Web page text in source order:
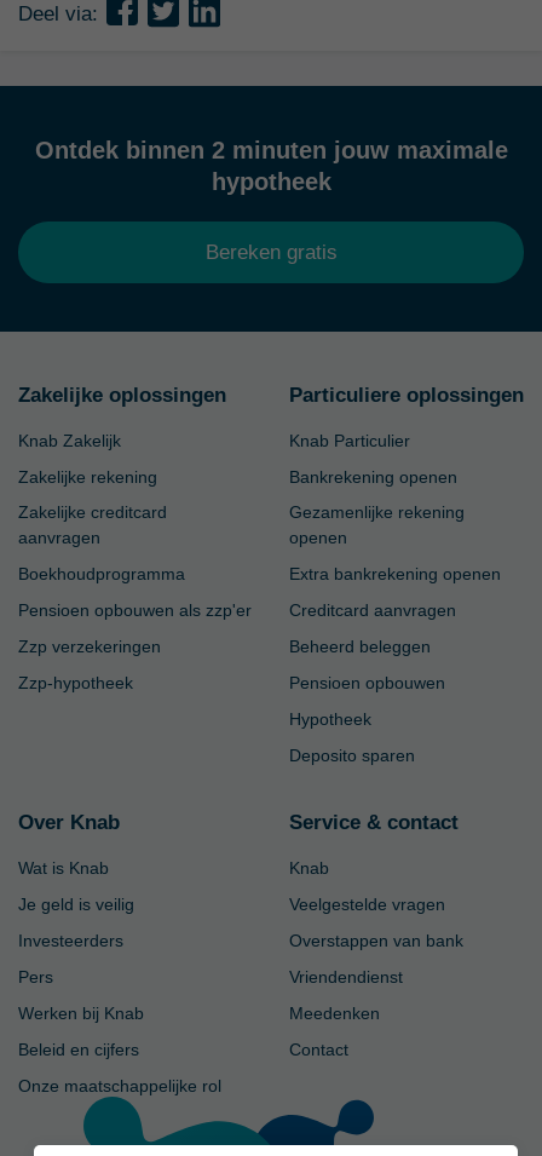
Deel via:
Ontdek binnen 2 minuten jouw maximale
hypotheek
Bereken gratis
Zakelijke oplossingen
Knab Zakelijk
Zakelijke rekening
Zakelijke creditcard
aanvragen
Boekhoudprogramma
Pensioen opbouwen als zzp'er
Zzp verzekeringen
Zzp-hypotheek
Particuliere oplossingen
Knab Particulier
Bankrekening openen
Gezamenlijke rekening
openen
Extra bankrekening openen
Creditcard aanvragen
Beheerd beleggen
Pensioen opbouwen
Hypotheek
Deposito sparen
Over Knab
Wat is Knab
Je geld is veilig
Investeerders
Pers
Werken bij Knab
Beleid en cijfers
Onze maatschappelijke rol
Service & contact
Knab
Veelgestelde vragen
Overstappen van bank
Vriendendienst
Meedenken
Contact